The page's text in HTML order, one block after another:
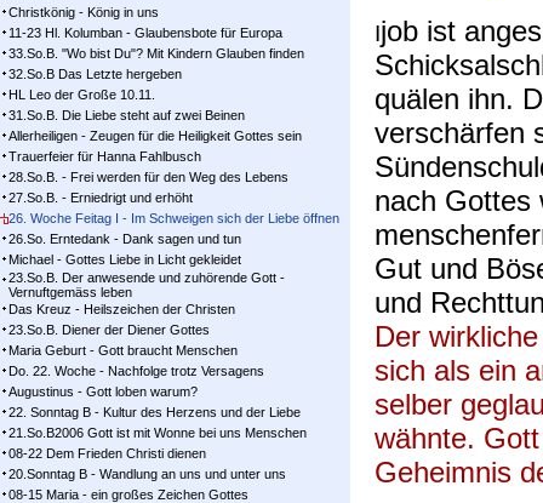
Christkönig - König in uns
11-23 Hl. Kolumban - Glaubensbote für Europa
33.So.B. "Wo bist Du"? Mit Kindern Glauben finden
32.So.B Das Letzte hergeben
HL Leo der Große 10.11.
31.So.B. Die Liebe steht auf zwei Beinen
Allerheiligen - Zeugen für die Heiligkeit Gottes sein
Trauerfeier für Hanna Fahlbusch
28.So.B. - Frei werden für den Weg des Lebens
27.So.B. - Erniedrigt und erhöht
26. Woche Feitag I - Im Schweigen sich der Liebe öffnen
26.So. Erntedank - Dank sagen und tun
Michael - Gottes Liebe in Licht gekleidet
23.So.B. Der anwesende und zuhörende Gott -
Vernuftgemäss leben
Das Kreuz - Heilszeichen der Christen
23.So.B. Diener der Diener Gottes
Maria Geburt - Gott braucht Menschen
Do. 22. Woche - Nachfolge trotz Versagens
Augustinus - Gott loben warum?
22. Sonntag B - Kultur des Herzens und der Liebe
21.So.B2006 Gott ist mit Wonne bei uns Menschen
08-22 Dem Frieden Christi dienen
20.Sonntag B - Wandlung an uns und unter uns
08-15 Maria - ein großes Zeichen Gottes
Ijob ist
quälen ihn.
verschärfen
nach Gottes
Gut und
und
Der
sich als ein
selber
wähnte.
Geheimnis